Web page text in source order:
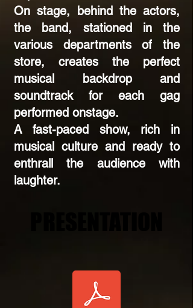
On stage, behind the actors,
the band, stationed in the
various departments of the
store, creates the perfect
musical backdrop and
soundtrack for each gag
performed onstage.
A fast-paced show, rich in
musical culture and ready to
enthrall the audience with
laughter.